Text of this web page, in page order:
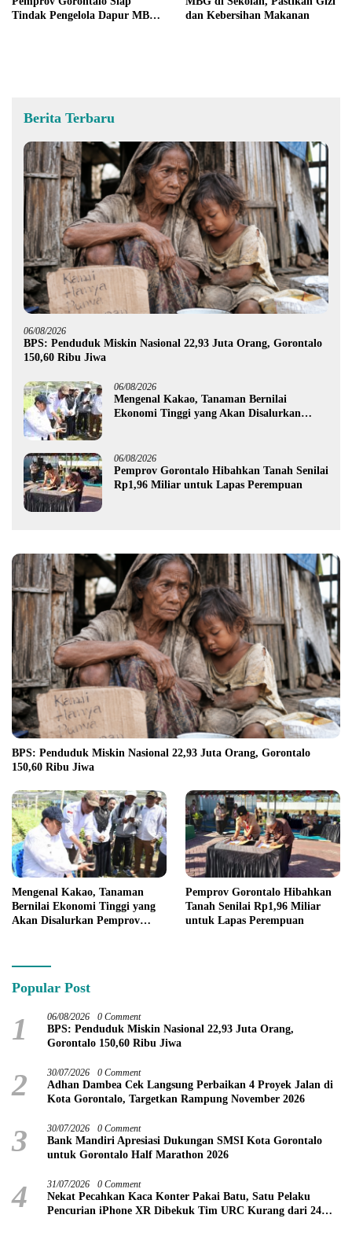
Tindak Pengelola Dapur MBG
dan Kebersihan Makanan
Berita Terbaru
06/08/2026
BPS: Penduduk Miskin Nasional 22,93 Juta Orang, Gorontalo
150,60 Ribu Jiwa
06/08/2026
Mengenal Kakao, Tanaman Bernilai
Ekonomi Tinggi yang Akan Disalurkan
06/08/2026
Pemprov Gorontalo Hibahkan Tanah Senilai
Rp1,96 Miliar untuk Lapas Perempuan
BPS: Penduduk Miskin Nasional 22,93 Juta Orang, Gorontalo
150,60 Ribu Jiwa
Mengenal Kakao, Tanaman
Bernilai Ekonomi Tinggi yang
Akan Disalurkan Pemprov
Pemprov Gorontalo Hibahkan
Tanah Senilai Rp1,96 Miliar
untuk Lapas Perempuan
Popular Post
1 06/08/2026 0 Comment
BPS: Penduduk Miskin Nasional 22,93 Juta Orang,
Gorontalo 150,60 Ribu Jiwa
2 30/07/2026 0 Comment
Adhan Dambea Cek Langsung Perbaikan 4 Proyek Jalan di
Kota Gorontalo, Targetkan Rampung November 2026
3 30/07/2026 0 Comment
Bank Mandiri Apresiasi Dukungan SMSI Kota Gorontalo
untuk Gorontalo Half Marathon 2026
4 31/07/2026 0 Comment
Nekat Pecahkan Kaca Konter Pakai Batu, Satu Pelaku
Pencurian iPhone XR Dibekuk Tim URC Kurang dari 24